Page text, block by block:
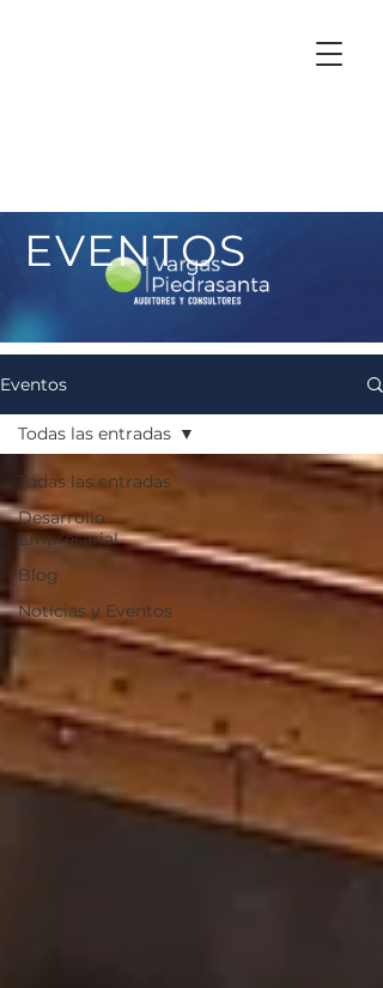
EVENTOS
Eventos
Todas las entradas
Desarrollo
Empresarial
Blog
Noticias y Eventos
Todas las entradas